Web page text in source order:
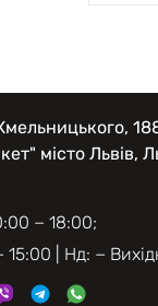
місто Львів,
− 18:00;
15:00 | Нд: −